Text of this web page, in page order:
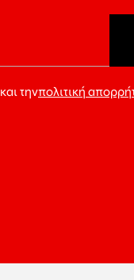
και τηνπολιτική